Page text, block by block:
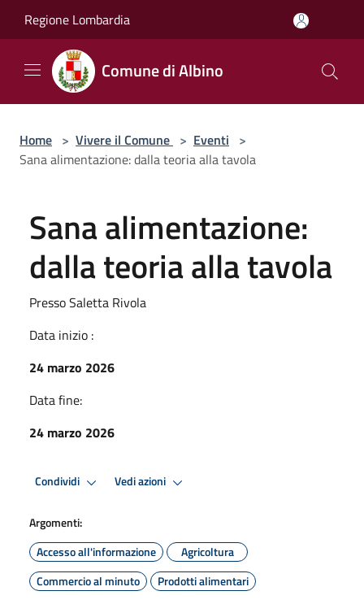
Regione Lombardia
Comune di Albino
Home > Vivere il Comune > Eventi >
Sana alimentazione: dalla teoria alla tavola
Sana alimentazione:
dalla teoria alla tavola
Presso Saletta Rivola
Data inizio :
24 marzo 2026
Data fine:
24 marzo 2026
Condividi Vedi azioni
Argomenti:
Accesso all'informazione
Agricoltura
Commercio al minuto
Prodotti alimentari